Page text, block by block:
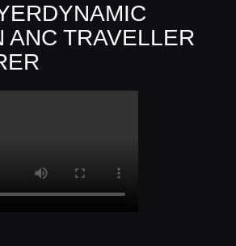
ANC TRAVELLER